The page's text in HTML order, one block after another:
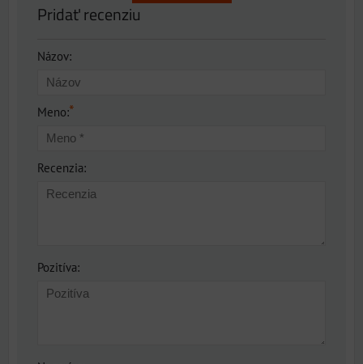
Pridať recenziu
Názov:
Meno:*
Recenzia:
Pozitíva: